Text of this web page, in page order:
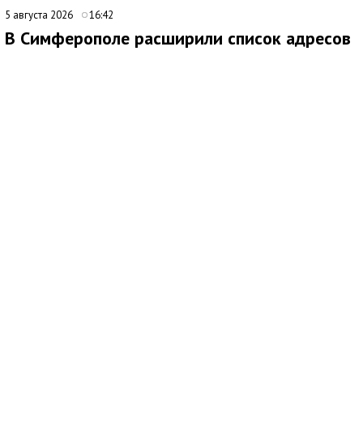
5 августа 2026 16:42
В Симферополе расширили список адресов